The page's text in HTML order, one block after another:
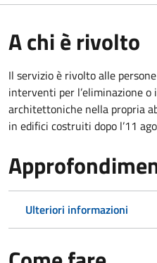
A chi è rivolto
Il servizio è rivolto alle
interventi per l’eliminazione
architettoniche nella propria
in edifici costruiti dopo l’11
Ulteriori informazioni